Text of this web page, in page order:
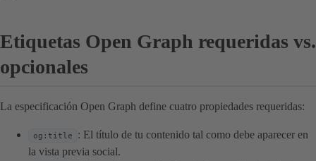
Etiquetas Open Graph requeridas vs.
opcionales
La especificación Open Graph define cuatro propiedades requeridas:
og:title
: El título de tu contenido tal como debe aparecer en
la vista previa social.